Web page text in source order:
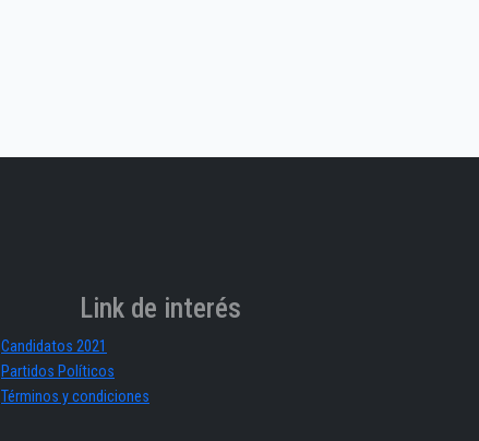
Link de interés
Candidatos 2021
Partidos Políticos
Términos y condiciones